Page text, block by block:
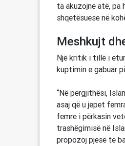
ta akuzojnë atë, pa
shqetësuese në
Meshkujt
Një kritik i tillë i
kuptimin e gabuar
“Në përgjithësi,
asaj që u jepet
femre i përkasin
trashëgimisë në
propozoj pjesë të